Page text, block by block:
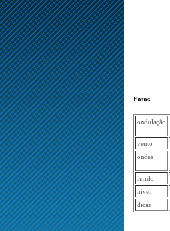
Fotos
ondulação
vento
ondas
fundo
nível
dicas